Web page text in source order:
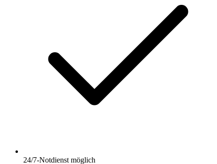
24/7-Notdienst möglich